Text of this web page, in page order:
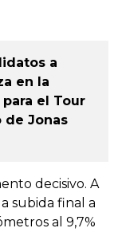
a
en la
el Tour
de Jonas
decisivo. A
subida final a
al 9,7%